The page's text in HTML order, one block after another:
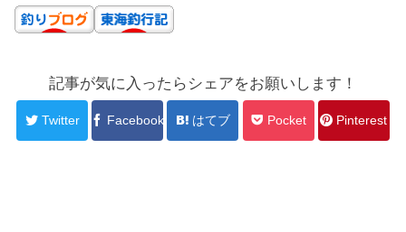
記事が気に入ったらシェアをお願いします！
Twitter Facebook はてブ Pocket Pinterest